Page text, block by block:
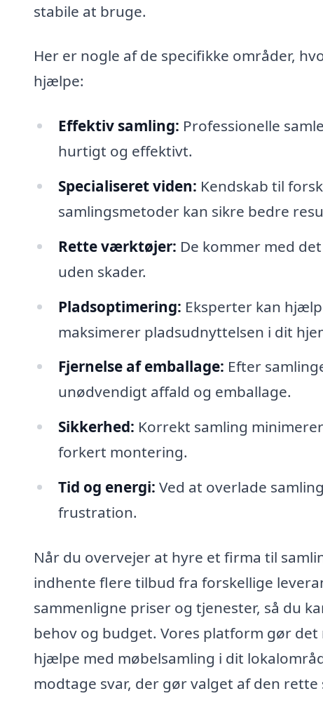
stabile at bruge.
Her er nogle af de specifikke områder,
hjælpe:
Effektiv samling: Professionelle
hurtigt og effektivt.
Specialiseret viden: Kendskab til
samlingsmetoder kan sikre bedre
Rette værktøjer: De kommer med
uden skader.
Pladsoptimering: Eksperter kan
maksimerer pladsudnyttelsen i dit
Fjernelse af emballage: Efter
unødvendigt affald og emballage.
Sikkerhed: Korrekt samling
forkert montering.
Tid og energi: Ved at overlade
frustration.
Når du overvejer at hyre et firma til
indhente flere tilbud fra forskellige
sammenligne priser og tjenester, så du
behov og budget. Vores platform gør
hjælpe med møbelsamling i dit
modtage svar, der gør valget af den